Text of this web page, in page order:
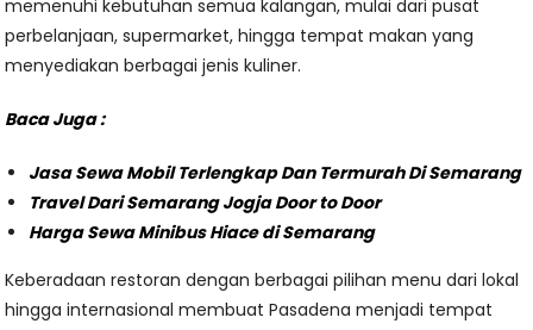
memenuhi kebutuhan semua kalangan, mulai dari pusat
perbelanjaan, supermarket, hingga tempat makan yang
menyediakan berbagai jenis kuliner.
Baca Juga :
Jasa Sewa Mobil Terlengkap Dan Termurah Di Semarang
Travel Dari Semarang Jogja Door to Door
Harga Sewa Minibus Hiace di Semarang
Keberadaan restoran dengan berbagai pilihan menu dari lokal
hingga internasional membuat Pasadena menjadi tempat